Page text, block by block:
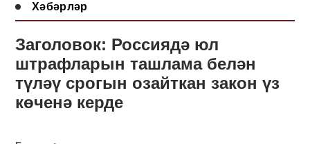
Хәбәрләр
Заголовок: Россиядә юл
штрафларын ташлама белән
түләү срогын озайткан закон үз
көченә керде